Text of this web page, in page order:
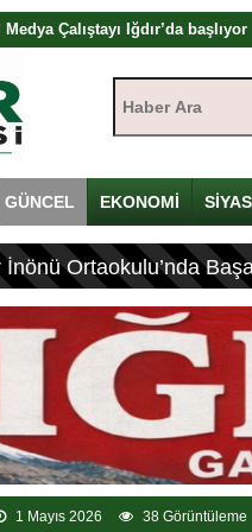
İzdüşümü
Çalıştayı
İçin Davulunu Kırdı
Yangın
Geleneksel Mirası
1.8 Milyon Lira!
Dolandırıcılık
Mirası
GÜNCEL EKONOMİ
İnönü Ortaokulu’nda
1 Mayıs 2026 38 Görüntüleme